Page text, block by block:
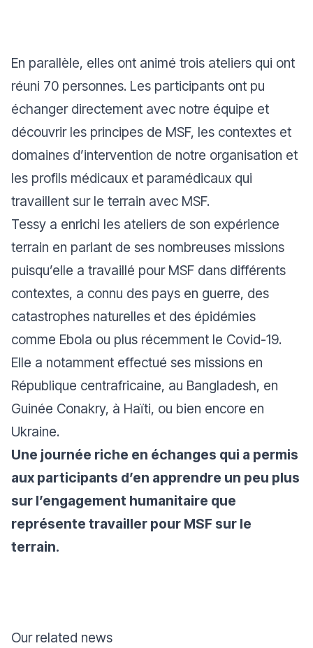
En parallèle, elles ont animé trois ateliers qui ont
réuni 70 personnes. Les participants ont pu
échanger directement avec notre équipe et
découvrir les principes de MSF, les contextes et
domaines d’intervention de notre organisation et
les profils médicaux et paramédicaux qui
travaillent sur le terrain avec MSF.
Tessy a enrichi les ateliers de son expérience
terrain en parlant de ses nombreuses missions
puisqu’elle a travaillé pour MSF dans différents
contextes, a connu des pays en guerre, des
catastrophes naturelles et des épidémies
comme Ebola ou plus récemment le Covid-19.
Elle a notamment effectué ses missions en
République centrafricaine, au Bangladesh, en
Guinée Conakry, à Haïti, ou bien encore en
Ukraine.
Une journée riche en échanges qui a permis
aux participants d’en apprendre un peu plus
sur l’engagement humanitaire que
représente travailler pour MSF sur le
terrain.
Our related news